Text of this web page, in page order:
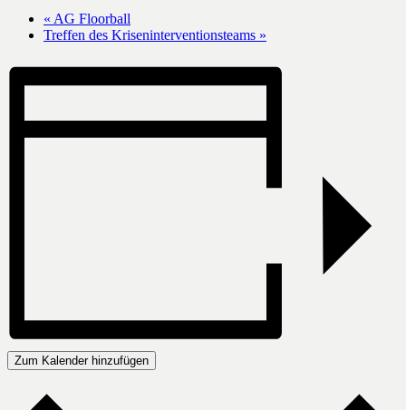
« AG Floorball
Treffen des Kriseninterventionsteams »
Zum Kalender hinzufügen